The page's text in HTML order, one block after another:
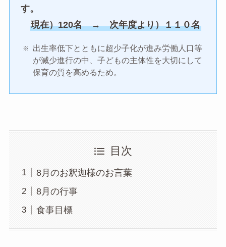
す。
現在）120名 → 次年度より）１１０名
出生率低下とともに超少子化が進み労働人口等
が減少進行の中、子どもの主体性を大切にして
保育の質を高めるため。
目次
8月のお釈迦様のお言葉
8月の行事
食事目標